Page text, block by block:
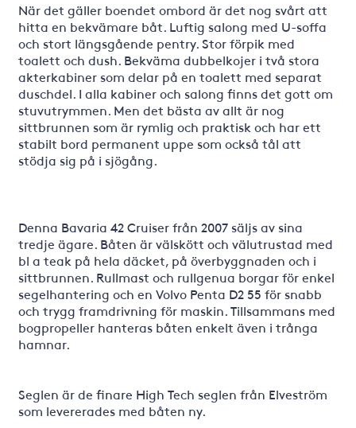
När det gäller boendet ombord är det nog svårt att
hitta en bekvämare båt. Luftig salong med U-soffa
och stort längsgående pentry. Stor förpik med
toalett och dush. Bekväma dubbelkojer i två stora
akterkabiner som delar på en toalett med separat
duschdel. I alla kabiner och salong finns det gott om
stuvutrymmen. Men det bästa av allt är nog
sittbrunnen som är rymlig och praktisk och har ett
stabilt bord permanent uppe som också tål att
stödja sig på i sjögång.
Denna Bavaria 42 Cruiser från 2007 säljs av sina
tredje ägare. Båten är välskött och välutrustad med
bl a teak på hela däcket, på överbyggnaden och i
sittbrunnen. Rullmast och rullgenua borgar för enkel
segelhantering och en Volvo Penta D2 55 för snabb
och trygg framdrivning för maskin. Tillsammans med
bogpropeller hanteras båten enkelt även i trånga
hamnar.
Seglen är de finare High Tech seglen från Elveström
som levererades med båten ny.